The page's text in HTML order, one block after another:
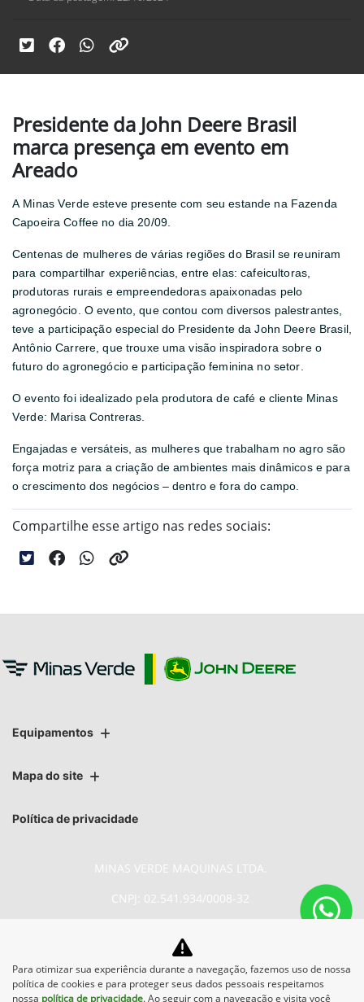
Presidente da John Deere Brasil
marca presença em evento em
Areado
A Minas Verde esteve presente com seu estande na Fazenda
Capoeira Coffee no dia 20/09.
Centenas de mulheres de várias regiões do Brasil se reuniram
para compartilhar experiências, entre elas: cafeicultoras,
produtoras rurais e empreendedoras apaixonadas pelo
agronegócio. O evento, que contou com diversos palestrantes,
teve a participação especial do Presidente da John Deere Brasil,
Antônio Carrere, que trouxe uma visão inspiradora sobre o
futuro do agronegócio e participação feminina no setor.
O evento foi idealizado pela produtora de café e cliente Minas
Verde: Marisa Contreras.
Engajadas e versáteis, as mulheres que trabalham no agro são
força motriz para a criação de ambientes mais dinâmicos e para
o crescimento dos negócios – dentro e fora do campo.
Compartilhe esse artigo nas redes sociais:
Equipamentos
Mapa do site
Política de privacidade
MINAS VERDE MAQUINAS LTDA.
CNPJ: 02.541.934/0008-32
No trânsito, enxergar o outro
salva vidas.
Para otimizar sua experiência durante a navegação, fazemos uso de nossa
política de cookies e para proteger seus dados pessoais respeitamos
nossa política de privacidade. Ao seguir com a navegação e visita você